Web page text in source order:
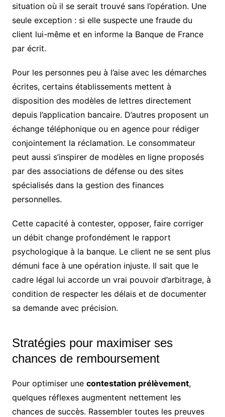
situation où il se serait trouvé sans l’opération. Une
seule exception : si elle suspecte une fraude du
client lui-même et en informe la Banque de France
par écrit.
Pour les personnes peu à l’aise avec les démarches
écrites, certains établissements mettent à
disposition des modèles de lettres directement
depuis l’application bancaire. D’autres proposent un
échange téléphonique ou en agence pour rédiger
conjointement la réclamation. Le consommateur
peut aussi s’inspirer de modèles en ligne proposés
par des associations de défense ou des sites
spécialisés dans la gestion des finances
personnelles.
Cette capacité à contester, opposer, faire corriger
un débit change profondément le rapport
psychologique à la banque. Le client ne se sent plus
démuni face à une opération injuste. Il sait que le
cadre légal lui accorde un vrai pouvoir d’arbitrage, à
condition de respecter les délais et de documenter
sa demande avec précision.
Stratégies pour maximiser ses
chances de remboursement
Pour optimiser une contestation prélèvement,
quelques réflexes augmentent nettement les
chances de succès. Rassembler toutes les preuves